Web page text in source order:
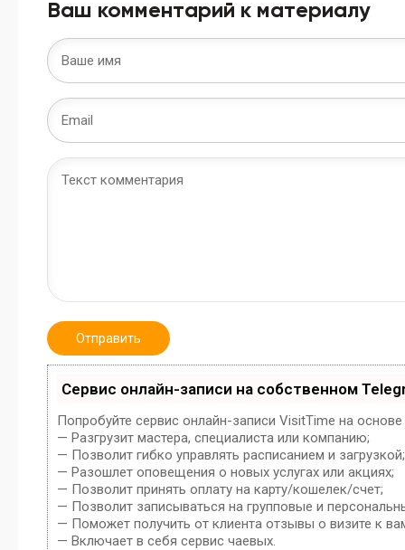
Ваш комментарий к материалу
Отправить
Сервис онлайн-записи на собственном
Попробуйте сервис онлайн-записи VisitTime на
— Разгрузит мастера, специалиста или компанию;
— Позволит гибко управлять расписанием и загрузкой;
— Разошлет оповещения о новых услугах или акциях;
— Позволит принять оплату на карту/кошелек/счет;
— Позволит записываться на групповые и
— Поможет получить от клиента отзывы о визите к
— Включает в себя сервис чаевых.